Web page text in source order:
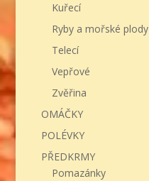
Kuřecí
Ryby a mořské plody
Telecí
Vepřové
Zvěřina
OMÁČKY
POLÉVKY
PŘEDKRMY
Pomazánky